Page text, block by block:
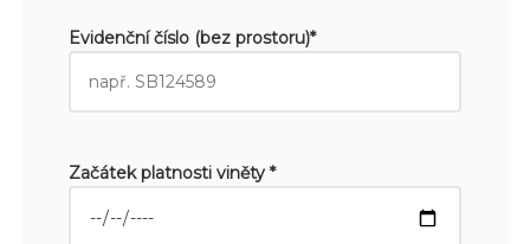
Evidenční číslo (bez prostoru)*
Začátek platnosti viněty *